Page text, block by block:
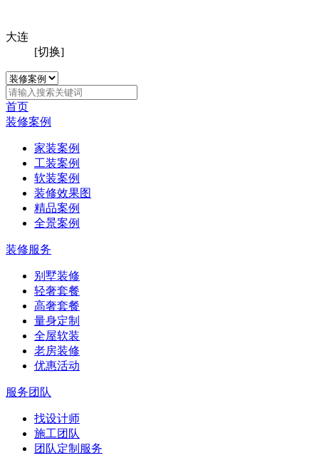
大连
[切换]
首页
装修案例
家装案例
工装案例
软装案例
装修效果图
精品案例
全景案例
装修服务
别墅装修
轻奢套餐
高奢套餐
量身定制
全屋软装
老房装修
优惠活动
服务团队
找设计师
施工团队
团队定制服务